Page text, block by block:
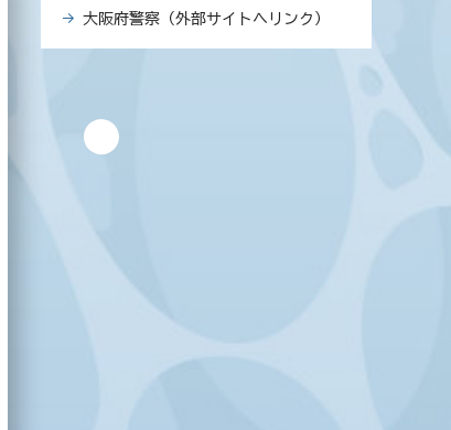
大阪府警察（外部サイトへリンク）